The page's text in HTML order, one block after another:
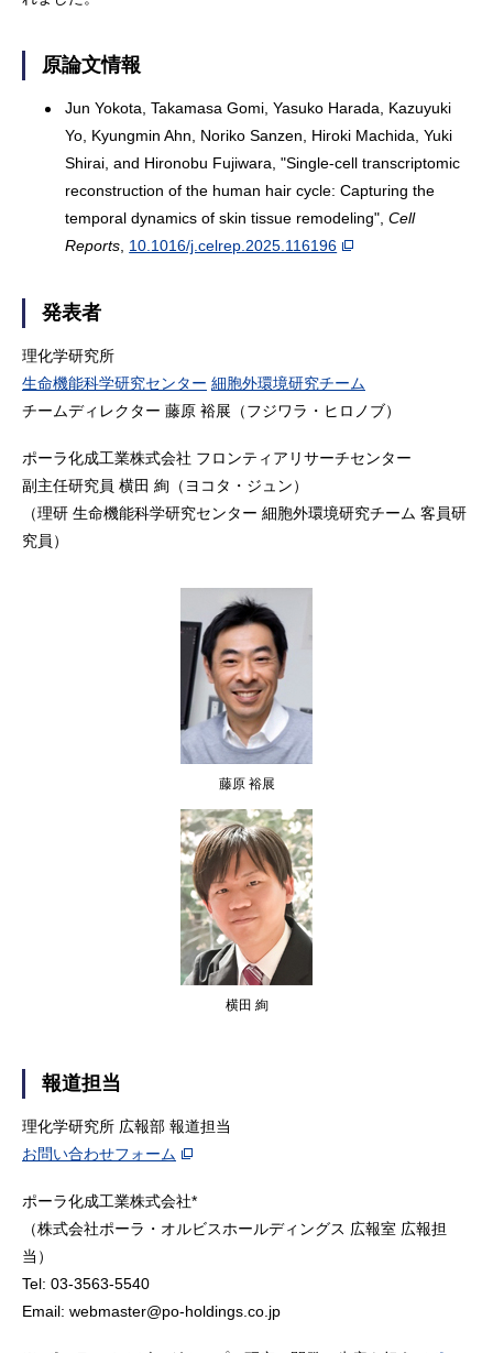
原論文情報
Jun Yokota, Takamasa Gomi, Yasuko Harada, Kazuyuki
Yo, Kyungmin Ahn, Noriko Sanzen, Hiroki Machida, Yuki
Shirai, and Hironobu Fujiwara, "Single-cell transcriptomic
reconstruction of the human hair cycle: Capturing the
temporal dynamics of skin tissue remodeling",Cell
Reports, 10.1016/j.celrep.2025.116196
発表者
理化学研究所
生命機能科学研究センター 細胞外環境研究チーム
チームディレクター 藤原 裕展（フジワラ・ヒロノブ）
ポーラ化成工業株式会社 フロンティアリサーチセンター
副主任研究員 横田 絢（ヨコタ・ジュン）
（理研 生命機能科学研究センター 細胞外環境研究チーム 客員研
究員）
藤原 裕展
横田 絢
報道担当
理化学研究所 広報部 報道担当
お問い合わせフォーム
ポーラ化成工業株式会社*
（株式会社ポーラ・オルビスホールディングス 広報室 広報担
当）
Tel: 03-3563-5540
Email: webmaster@po-holdings.co.jp